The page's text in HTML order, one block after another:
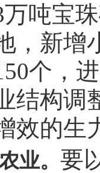
吨宝
，新增
个，
结构调
效的生
业。 要